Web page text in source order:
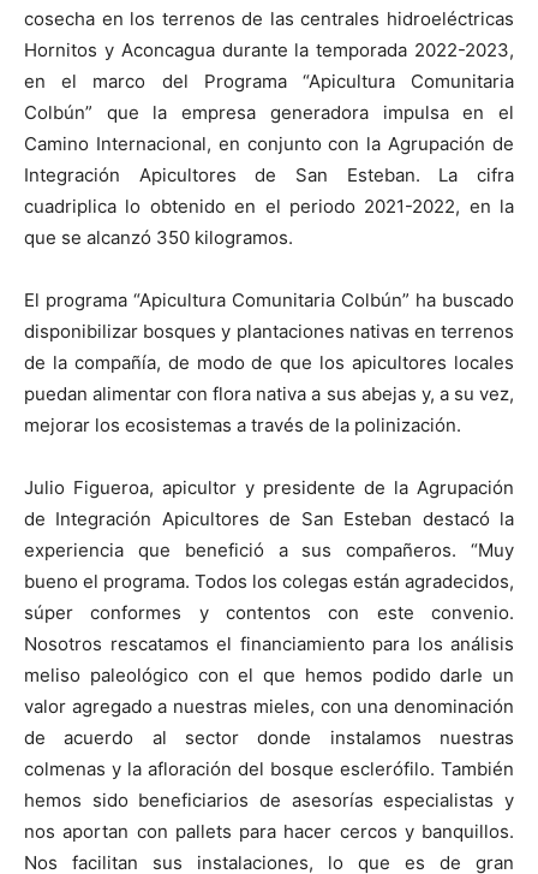
cosecha en los terrenos de las centrales hidroeléctricas
Hornitos y Aconcagua durante la temporada 2022-2023,
en el marco del Programa “Apicultura Comunitaria
Colbún” que la empresa generadora impulsa en el
Camino Internacional, en conjunto con la Agrupación de
Integración Apicultores de San Esteban. La cifra
cuadriplica lo obtenido en el periodo 2021-2022, en la
que se alcanzó 350 kilogramos.
El programa “Apicultura Comunitaria Colbún” ha buscado
disponibilizar bosques y plantaciones nativas en terrenos
de la compañía, de modo de que los apicultores locales
puedan alimentar con flora nativa a sus abejas y, a su vez,
mejorar los ecosistemas a través de la polinización.
Julio Figueroa, apicultor y presidente de la Agrupación
de Integración Apicultores de San Esteban destacó la
experiencia que benefició a sus compañeros. “Muy
bueno el programa. Todos los colegas están agradecidos,
súper conformes y contentos con este convenio.
Nosotros rescatamos el financiamiento para los análisis
meliso paleológico con el que hemos podido darle un
valor agregado a nuestras mieles, con una denominación
de acuerdo al sector donde instalamos nuestras
colmenas y la afloración del bosque esclerófilo. También
hemos sido beneficiarios de asesorías especialistas y
nos aportan con pallets para hacer cercos y banquillos.
Nos facilitan sus instalaciones, lo que es de gran